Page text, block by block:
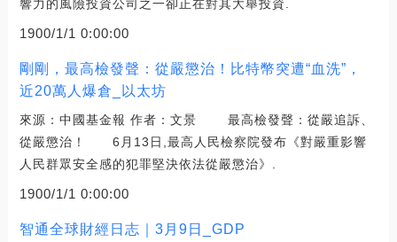
響力的風險投資公司之一卻正在對其大舉投資.
1900/1/1 0:00:00
剛剛，最高檢發聲：從嚴懲治！比特幣突遭“血洗”，
近20萬人爆倉_以太坊
來源：中國基金報 作者：文景 最高檢發聲：從嚴追訴、
從嚴懲治！ 6月13日,最高人民檢察院發布《對嚴重影響
人民群眾安全感的犯罪堅決依法從嚴懲治》.
1900/1/1 0:00:00
智通全球財經日志｜3月9日_GDP